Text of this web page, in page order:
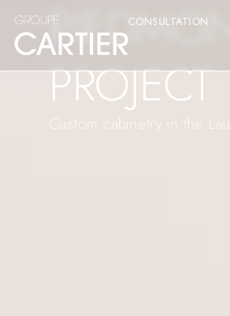
CONSULTATION
PIEDMONT
PROJECT